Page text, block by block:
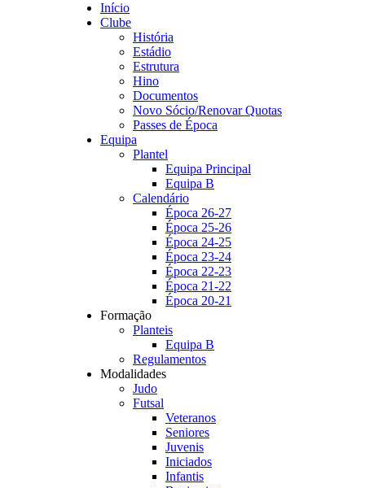
Início
Clube
História
Estádio
Estrutura
Hino
Documentos
Novo Sócio/Renovar Quotas
Passes de Época
Equipa
Plantel
Equipa Principal
Equipa B
Calendário
Época 26-27
Época 25-26
Época 24-25
Época 23-24
Época 22-23
Época 21-22
Época 20-21
Formação
Planteis
Equipa B
Regulamentos
Modalidades
Judo
Futsal
Veteranos
Seniores
Juvenis
Iniciados
Infantis